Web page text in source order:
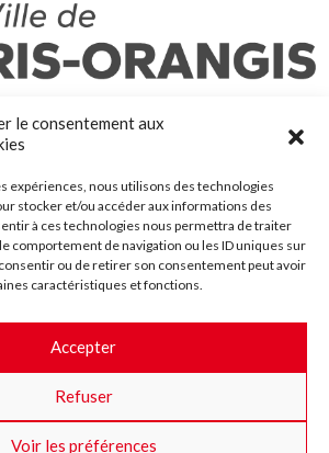
le consentement aux
expériences, nous utilisons des technologies
stocker et/ou accéder aux informations des
à ces technologies nous permettra de traiter
comportement de navigation ou les ID uniques sur
consentir ou de retirer son consentement peut avoir
caractéristiques et fonctions.
Accepter
Refuser
Voir les préférences
Ris-Orangis
@2022 — Tous droits réservés
Plan du site
Contact
Accessibilité
Crédits
Les marchés publics
& Améliorations
Facebook
InstaTwitterYoutube